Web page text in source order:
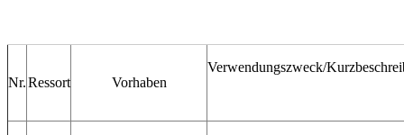
Nr.Ressort Vorhaben
Verwendungszweck/